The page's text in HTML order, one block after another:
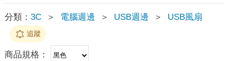
分類： 3C ＞ 電腦週邊 ＞ USB週邊 ＞ USB風扇
追蹤
商品規格：